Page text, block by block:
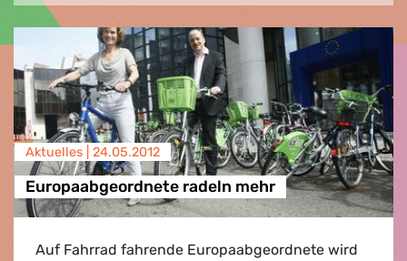
Aktuelles | 24.05.2012
Europaabgeordnete radeln mehr
Auf Fahrrad fahrende Europaabgeordnete wird